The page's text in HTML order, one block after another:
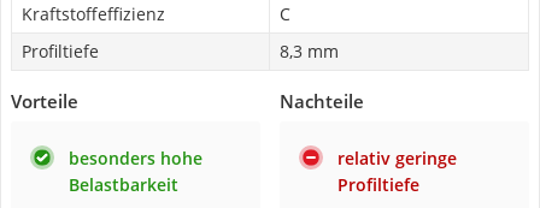
Kraftstoffeffizienz
C
Profiltiefe
8,3 mm
Vorteile
besonders hohe
Belastbarkeit
Nachteile
relativ geringe
Profiltiefe